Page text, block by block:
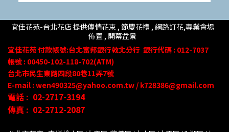
宜佳花苑-台北花店 提供傳情花束 , 節慶花禮 , 網路訂花,專業會場
佈置 , 開幕盆景
宜佳花苑付款帳號:台北富邦銀行敦北分行 銀行代碼 : 012-7037
帳號 : 00450-102-118-702(ATM)
台北市民生東路四段80巷11弄7號
E-mail : wen490325@yahoo.com.tw / k728386@gmail.com
電話 : 02-2717-3194
傳真 : 02-2712-2087